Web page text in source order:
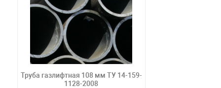
Труба газлифтная 108 мм ТУ 14-159-
1128-2008